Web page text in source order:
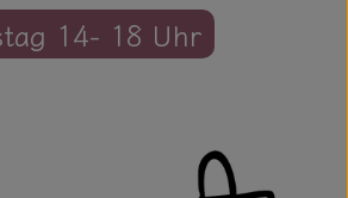
14- 18 Uhr